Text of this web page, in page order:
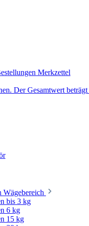
Merkzettel
Der Gesamtwert
Wägebereich
bis 3 kg
6 kg
15 kg